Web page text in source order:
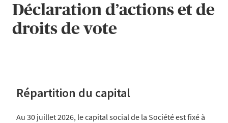
Déclaration d’actions et de
droits de vote
Répartition du capital
Au 30 juillet 2026, le capital social de la Société est fixé à